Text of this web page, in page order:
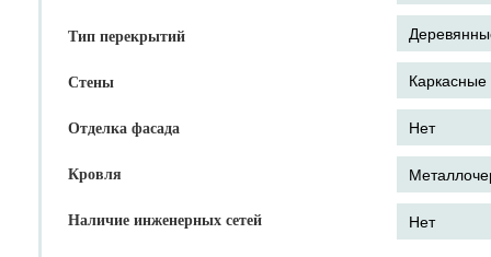
Тип перекрытий
Стены
Отделка фасада
Кровля
Наличие инженерных сетей